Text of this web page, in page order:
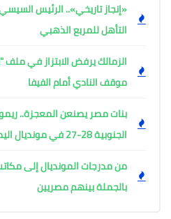
«إنجاز تاريخي».. الرئيس
التأهل للمربع الذهبي
الزمالك يرفض الابتزاز في ملف
موقف النادي أمام الفيفا
بنات مصر يصنعن المعجزة..
الجنوبية 28-27 في مونديال اليد برومانيا
من مدرجات المونديال إلى
بالجملة بينهم مصريين